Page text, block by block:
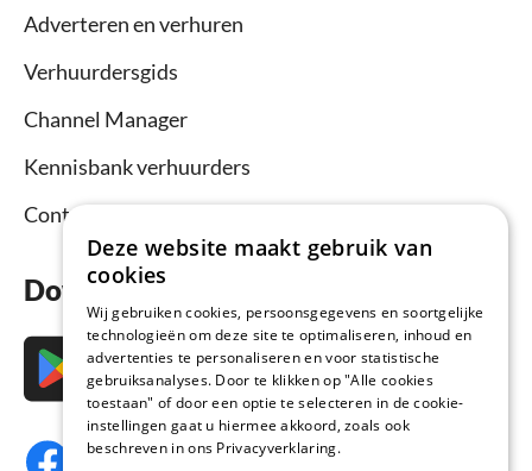
Adverteren en verhuren
Verhuurdersgids
Channel Manager
Kennisbank verhuurders
Contact
Download nu de app
Deze website maakt gebruik van
cookies
Wij gebruiken cookies, persoonsgegevens en soortgelijke
technologieën om deze site te optimaliseren, inhoud en
advertenties te personaliseren en voor statistische
gebruiksanalyses. Door te klikken op "Alle cookies
toestaan" of door een optie te selecteren in de cookie-
instellingen gaat u hiermee akkoord, zoals ook
beschreven in ons Privacyverklaring.